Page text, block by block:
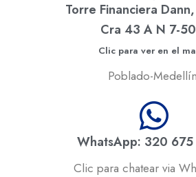
Torre Financiera
Cra 43 A N 7-
Clic para ver en el
Poblado-
WhatsApp: 320
Clic para chatear via